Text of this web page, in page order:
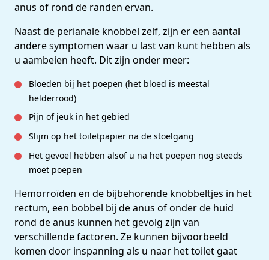
anus of rond de randen ervan.
Naast de perianale knobbel zelf, zijn er een aantal
andere symptomen waar u last van kunt hebben als
u aambeien heeft. Dit zijn onder meer:
Bloeden bij het poepen (het bloed is meestal
helderrood)
Pijn of jeuk in het gebied
Slijm op het toiletpapier na de stoelgang
Het gevoel hebben alsof u na het poepen nog steeds
moet poepen
He­mor­roïden en de bijbehorende knobbeltjes in het
rectum, een bobbel bij de anus of onder de huid
rond de anus kunnen het gevolg zijn van
verschillende factoren. Ze kunnen bijvoorbeeld
komen door inspanning als u naar het toilet gaat